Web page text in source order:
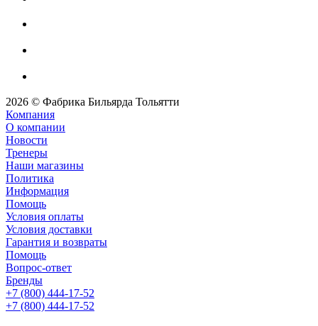
2026 © Фабрика Бильярда Тольятти
Компания
О компании
Новости
Тренеры
Наши магазины
Политика
Информация
Помощь
Условия оплаты
Условия доставки
Гарантия и возвраты
Помощь
Вопрос-ответ
Бренды
+7 (800) 444-17-52
+7 (800) 444-17-52